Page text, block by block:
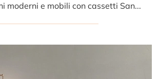
Scopri Comodini moderni e mobili con cassetti Sangiacomo! Il modello Cabaret Comò realizzato in legno è il miglior acquisto.